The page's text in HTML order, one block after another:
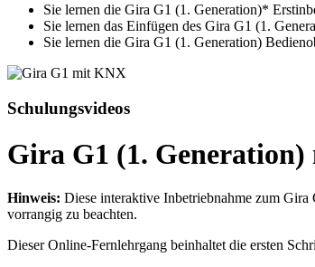
Sie lernen die Gira G1 (1. Generation)*
Sie lernen das Einfügen des Gira G1 (1.
Sie lernen die Gira G1 (1. Generation)
Schulungsvideos
Gira G1 (1.
Hinweis: Diese interaktive Inbetriebnahme zum
vorrangig zu beachten.
Dieser Online-Fernlehrgang beinhaltet die ersten